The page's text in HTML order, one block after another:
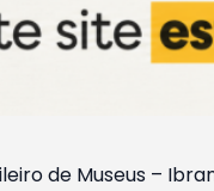
de Museus –